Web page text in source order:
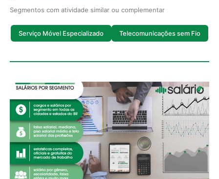
Segmentos com atividade similar ou complementar
Serviço Móvel Especializado Telecomunicações sem Fio